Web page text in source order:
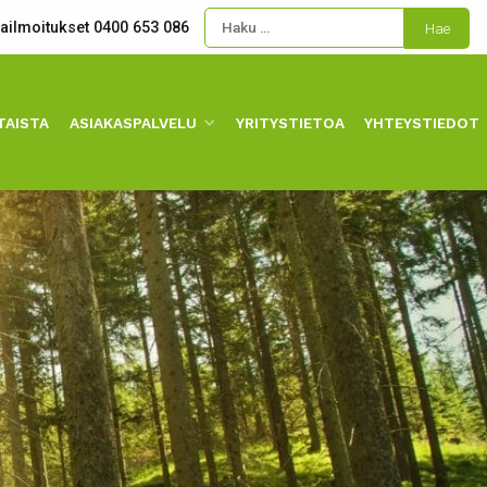
0400 653 086
ASIAKASPALVELU YRITYSTIETOA YHTEYSTIEDOT